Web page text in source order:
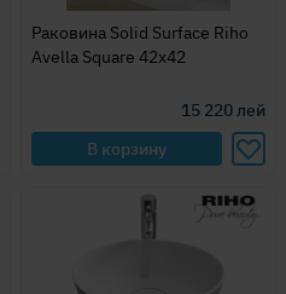
Раковина Solid Surface Riho
Avella Square 42x42
15 220лей
В корзину